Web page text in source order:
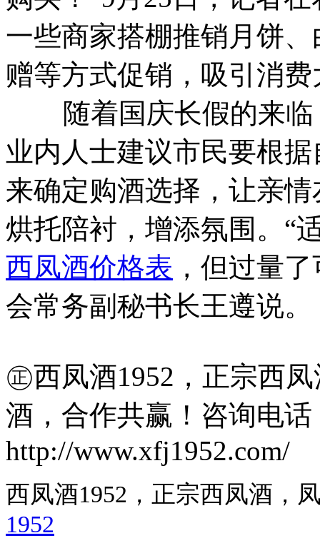
一些商家搭棚推销月饼
赠等方式促销，吸引消费
随着国庆长假的来临
业内人士建议市民要根
来确定购酒选择，让亲
烘托陪衬，增添氛围。“
西凤酒价格表 ，但过量
会常务副秘书长王遵说。
㊣西凤酒1952，正宗西
酒，合作共赢！咨询电话
http://www.xfj1952.com/
西凤酒1952，正宗西凤酒
1952